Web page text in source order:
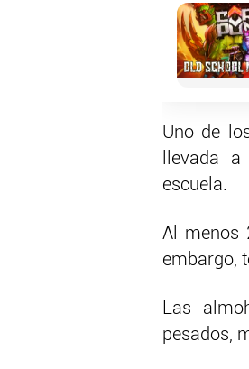
Uno de
llevada
escuela.
Al menos
embargo,
Las
pesados,